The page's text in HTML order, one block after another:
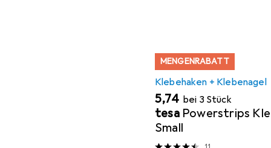
MENGENRABATT
Klebehaken + Klebenagel
EUR
5,74 bei 3 Stück
tesa Powerstrips
Small